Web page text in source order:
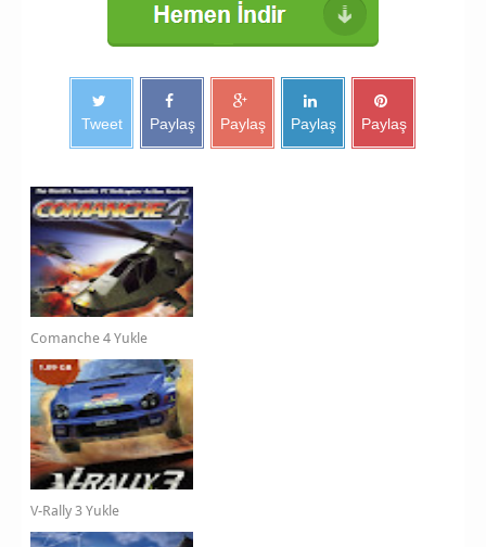
Tweet Paylaş Paylaş Paylaş Paylaş
Comanche 4 Yukle
V-Rally 3 Yukle